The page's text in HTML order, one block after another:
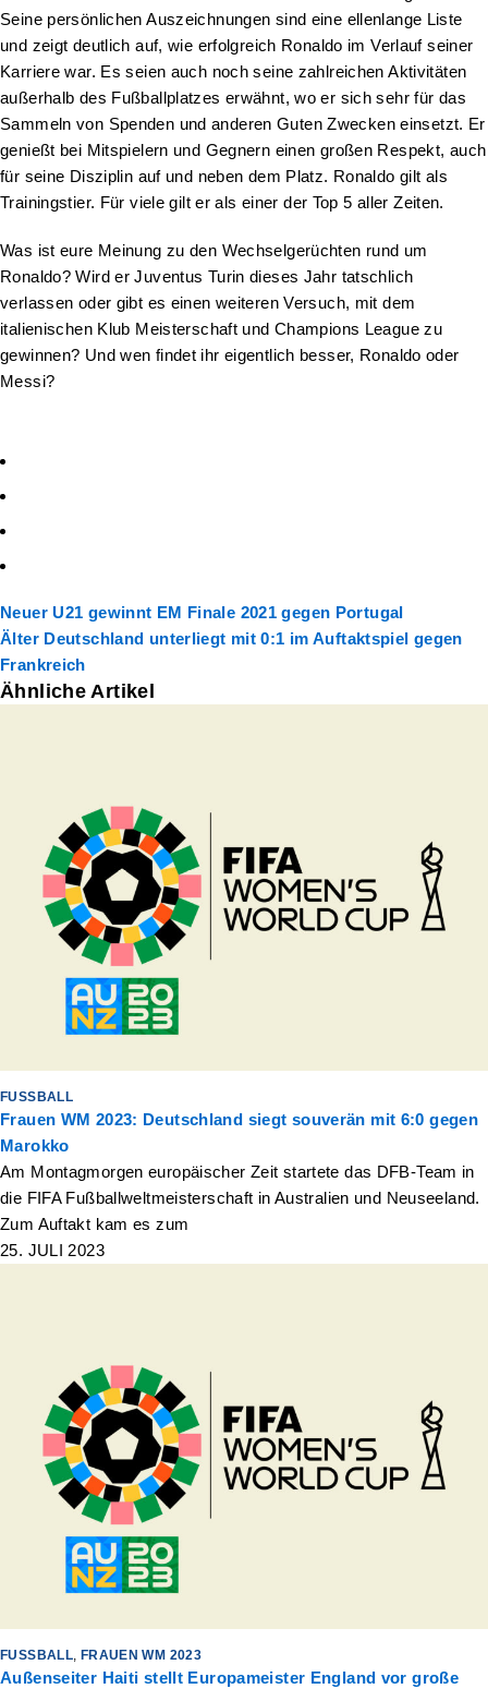
Seine persönlichen Auszeichnungen sind eine ellenlange Liste
und zeigt deutlich auf, wie erfolgreich Ronaldo im Verlauf seiner
Karriere war. Es seien auch noch seine zahlreichen Aktivitäten
außerhalb des Fußballplatzes erwähnt, wo er sich sehr für das
Sammeln von Spenden und anderen Guten Zwecken einsetzt. Er
genießt bei Mitspielern und Gegnern einen großen Respekt, auch
für seine Disziplin auf und neben dem Platz. Ronaldo gilt als
Trainingstier. Für viele gilt er als einer der Top 5 aller Zeiten.
Was ist eure Meinung zu den Wechselgerüchten rund um
Ronaldo? Wird er Juventus Turin dieses Jahr tatschlich
verlassen oder gibt es einen weiteren Versuch, mit dem
italienischen Klub Meisterschaft und Champions League zu
gewinnen? Und wen findet ihr eigentlich besser, Ronaldo oder
Messi?
Neuer U21 gewinnt EM Finale 2021 gegen Portugal
Älter Deutschland unterliegt mit 0:1 im Auftaktspiel gegen
Frankreich
Ähnliche Artikel
FUSSBALL
Frauen WM 2023: Deutschland siegt souverän mit 6:0 gegen
Marokko
Am Montagmorgen europäischer Zeit startete das DFB-Team in
die FIFA Fußballweltmeisterschaft in Australien und Neuseeland.
Zum Auftakt kam es zum
25. JULI 2023
FUSSBALL , FRAUEN WM 2023
Außenseiter Haiti stellt Europameister England vor große